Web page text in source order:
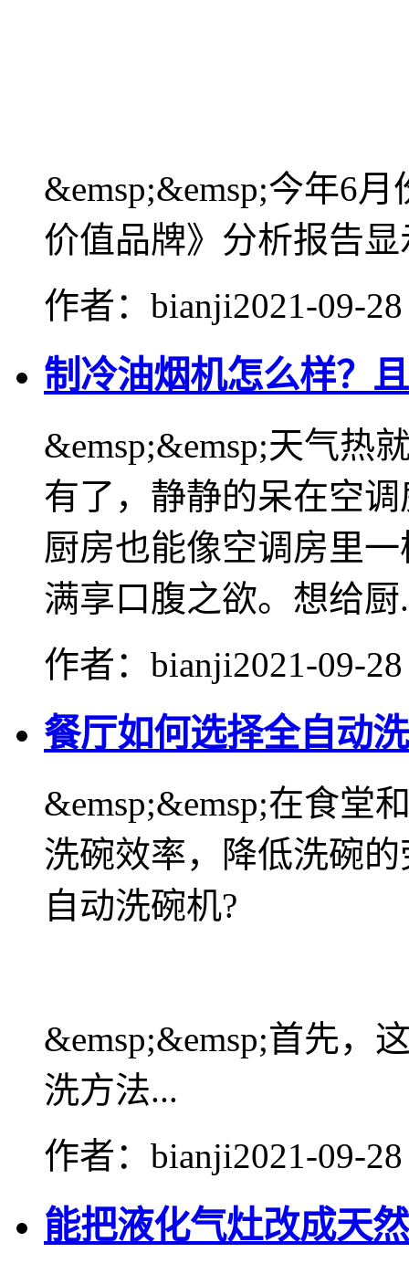
&emsp;&emsp;今年6
价值品牌》分析报告
作者：bianji2021-09-
制冷油烟机怎么样？
&emsp;&emsp;天气热
有了，静静的呆在空
厨房也能像空调房里
满享口腹之欲。想给厨
作者：bianji2021-09-
餐厅如何选择全自动
&emsp;&emsp;在食堂
洗碗效率，降低洗碗
自动洗碗机?
&emsp;&emsp;首先，
洗方法...
作者：bianji2021-09-
能把液化气灶改成天